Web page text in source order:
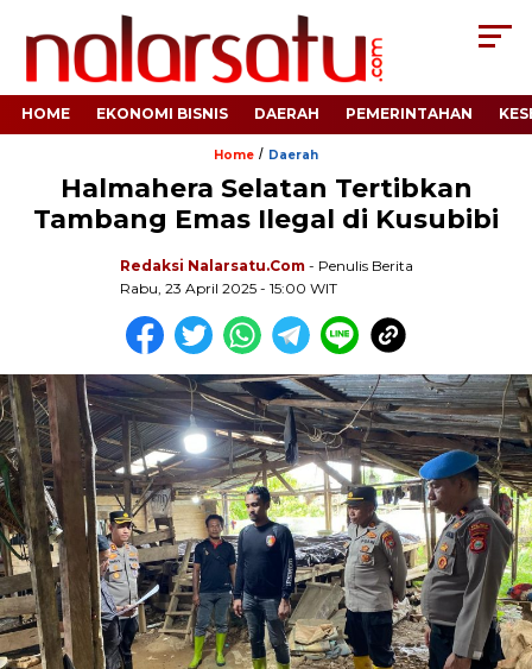
HOME EKONOMI BISNIS DAERAH PEMERINTAHAN
Home / Daerah
Halmahera Selatan Tertibkan
Tambang Emas Ilegal di Kusubibi
Redaksi Nalarsatu.com - Penulis Berita
Rabu, 23 April 2025 - 15:00 WIT